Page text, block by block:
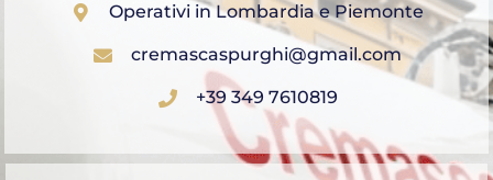
Operativi in Lombardia e Piemonte
cremascaspurghi@gmail.com
+39 349 7610819